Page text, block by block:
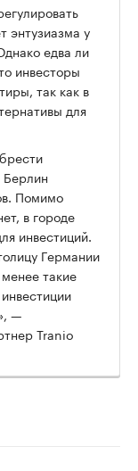
энтузиазма у
едва ли
инвесторы
так как в
для
Берлин
Помимо
в городе
инвестиций.
Германии
такие
—
Tranio